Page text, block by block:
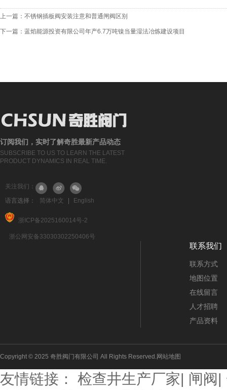
上一篇： 不锈钢插板阀安装注意和普通闸阀区别
下一篇： 蓝焰能源投资有限公司年产6.7万吨镍当量湿法冶炼建设项目
订阅我们，实时了解奇胜最新产品动态
SUBSCRIBE TO US TO LEARN THE LATEST
PRODUCT DYNAMICS IN REAL TIME.
关注我们：
语言选择：
简体中文 English
浙ICP备2025160014号-2
浙公网安备33030302250406号
联系我们
联系方式
地图位置
在线留言
人才招聘
产品资料
Copyright © 2025 奇胜阀门有限公司 All Rights Reserved.网站地图
友情链接： 检查井生产厂家| 闸阀|